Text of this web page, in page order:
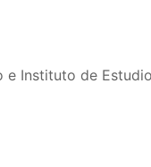
Instituto de